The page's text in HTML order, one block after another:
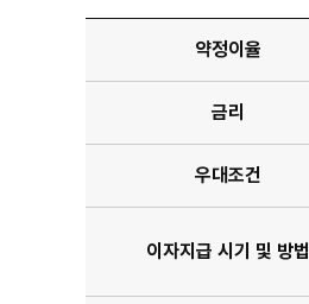
약정이율
금리
우대조건
이자지급 시기 및 방법